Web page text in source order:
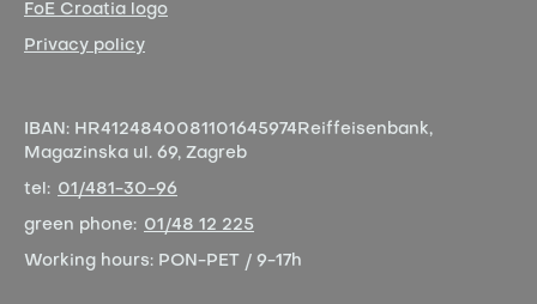
FoE Croatia logo
Privacy policy
IBAN: HR4124840081101645974 Reiffeisenbank,
Magazinska ul. 69, Zagreb
tel: 01/481-30-96
green phone: 01/48 12 225
Working hours: PON-PET / 9-17h